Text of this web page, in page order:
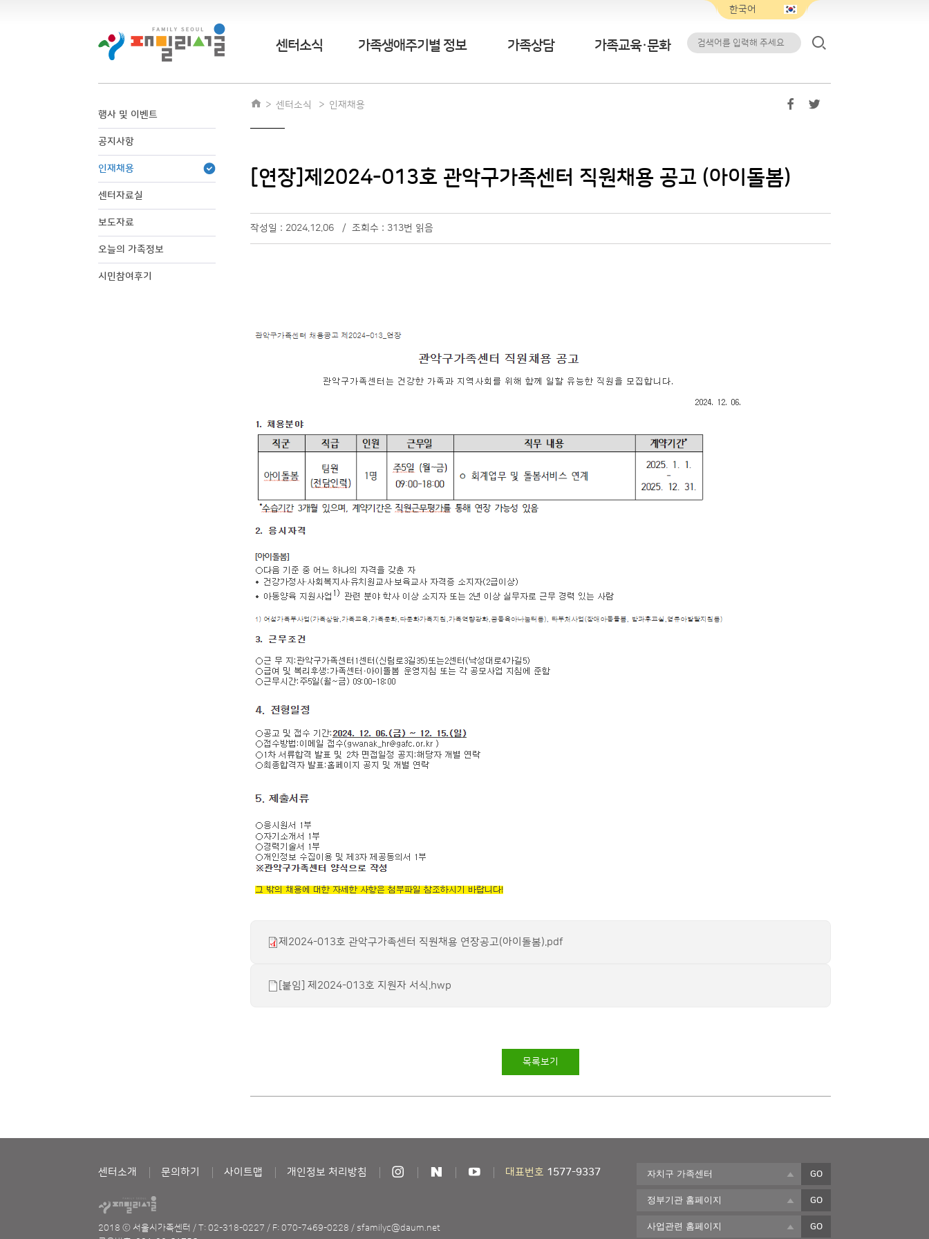
센터소식 가족생애주기별 정보 가족상담 가족교육·문화
행사 및 이벤트
공지사항
인재채용
센터자료실
보도자료
오늘의 가족정보
시민참여후기
센터소식 인재채용
[연장]제2024-013호 관악구가족센터 직원채용 공고 (아이돌봄)
작성일 : 2024.12.06 / 조회수 : 313번 읽음
제2024-013호 관악구가족센터 직원채용 연장공고(아이돌봄).pdf
[붙임] 제2024-013호 지원자 서식.hwp
목록보기
센터소개 문의하기 사이트맵 개인정보 처리방침 대표번호 1577-9337
2018 ⓒ 서울시가족센터 / T: 02-318-0227 / F: 070-7469-0228 / sfamilyc@daum.net
자치구 가족센터 GO
정부기관 홈페이지 GO
사업관련 홈페이지 GO